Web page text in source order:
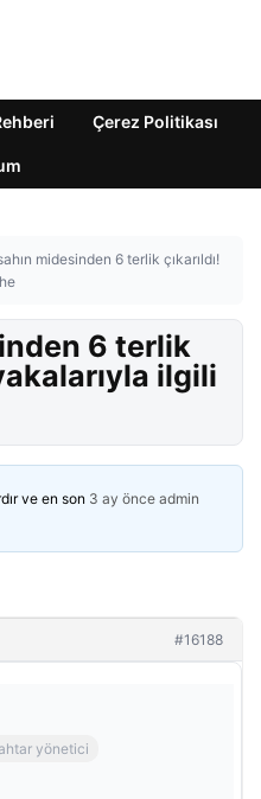
Çerez Politikası
midesinden 6 terlik çıkarıldı!
6 terlik
ilgili
ve en son 3 ay önce admin
#16188
yönetici